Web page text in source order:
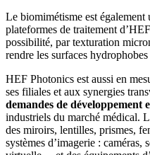
Le biomimétisme est également
plateformes de traitement
possibilité, par texturation
rendre les surfaces
HEF Photonics est aussi en
ses filiales et aux synergies
demandes de développement
industriels du marché médical.
des miroirs, lentilles, prismes,
systèmes d’imagerie : caméras,